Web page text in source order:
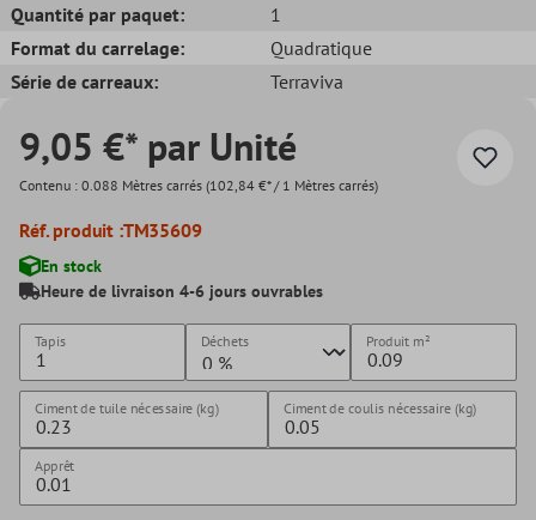
Quantité par paquet:
1
Format du carrelage:
Quadratique
Série de carreaux:
Terraviva
9,05 €* par Unité
Contenu : 0.088 Mètres carrés (102,84 €* / 1 Mètres carrés)
Réf. produit :TM35609
En stock
Heure de livraison 4-6 jours ouvrables
Tapis Déchets Produit m²
Ciment de tuile nécessaire (kg) Ciment de coulis nécessaire (kg)
Apprêt